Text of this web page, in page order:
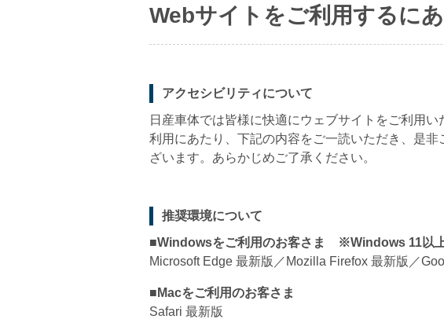
Webサイトをご利用するに
アクセシビリティについて
日産車体では皆様に快適にウェブサイトをご利用
利用にあたり、下記の内容をご一読いただき、是
ざいます。あらかじめご了承ください。
推奨環境について
■Windowsをご利用のお客さま ※Windows 11以
Microsoft Edge 最新版／Mozilla Firefox 最新版／
■Macをご利用のお客さま
Safari 最新版